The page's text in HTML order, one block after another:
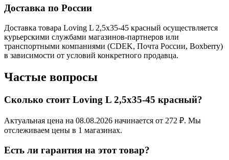
Доставка по России
Доставка товара Loving L 2,5x35-45 красный осуществляется
курьерскими службами магазинов-партнеров или
транспортными компаниями (CDEK, Почта России, Boxberry)
в зависимости от условий конкретного продавца.
Частые вопросы
Сколько стоит Loving L 2,5x35-45 красный?
Актуальная цена на 08.08.2026 начинается от 272 ₽. Мы
отслеживаем цены в 1 магазинах.
Есть ли гарантия на этот товар?